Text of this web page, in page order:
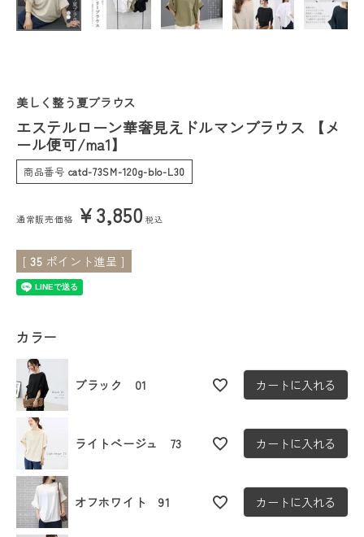
ファッション雑貨
会員ステージ特典プログラムについて
ご利用ガイド
美しく整う夏ブラウス
エステルローン華奢見えドルマンブラウス 【メ
ール便可/ma1】
商品番号 catd-73SM-120g-blo-L30
通常販売価格 ¥3,850 税込
[ 35 ポイント進呈 ]
カラー
ブラック 01 カートに入れる
ライトベージュ 73 カートに入れる
オフホワイト 91 カートに入れる